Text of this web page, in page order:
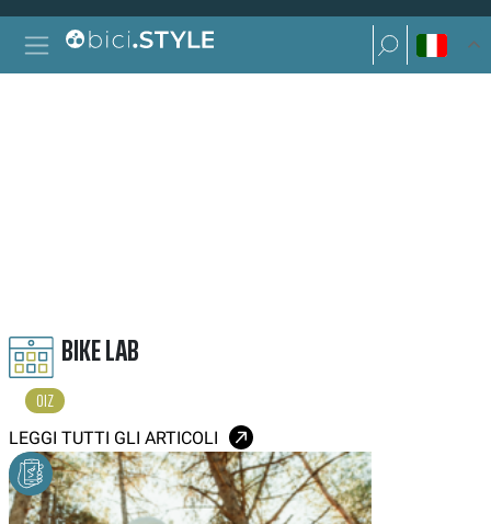
Vai al contenuto
Navigazione principale
Ricerca per:
Ricerca per:
BIKE LAB
OIZ
LEGGI TUTTI GLI ARTICOLI